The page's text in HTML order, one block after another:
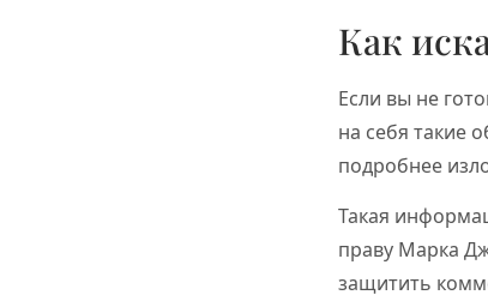
Как
Если вы не
на себя такие
подробнее
Такая
праву Марка
защитить